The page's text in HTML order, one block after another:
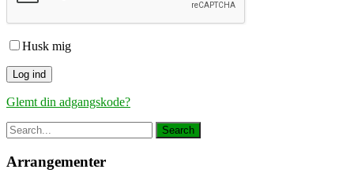
Husk mig
Glemt din adgangskode?
Arrangementer